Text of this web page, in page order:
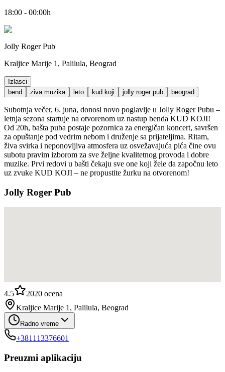
18:00 - 00:00h
Jolly Roger Pub
Kraljice Marije 1, Palilula, Beograd
Izlasci
bend
ziva muzika leto kud koji jolly roger pub beograd
Subotnja večer, 6. juna, donosi novo poglavlje u Jolly Roger Pubu –
letnja sezona startuje na otvorenom uz nastup benda KUD KOJI!
Od 20h, bašta puba postaje pozornica za energičan koncert, savršen
za opuštanje pod vedrim nebom i druženje sa prijateljima. Ritam,
živa svirka i neponovljiva atmosfera uz osvežavajuća pića čine ovu
subotu pravim izborom za sve željne kvalitetnog provoda i dobre
muzike. Prvi redovi u bašti čekaju sve one koji žele da započnu leto
uz zvuke KUD KOJI – ne propustite žurku na otvorenom!
Jolly Roger Pub
4.5 2020 ocena
Kraljice Marije 1, Palilula, Beograd
Radno vreme
+381113376601
Preuzmi aplikaciju